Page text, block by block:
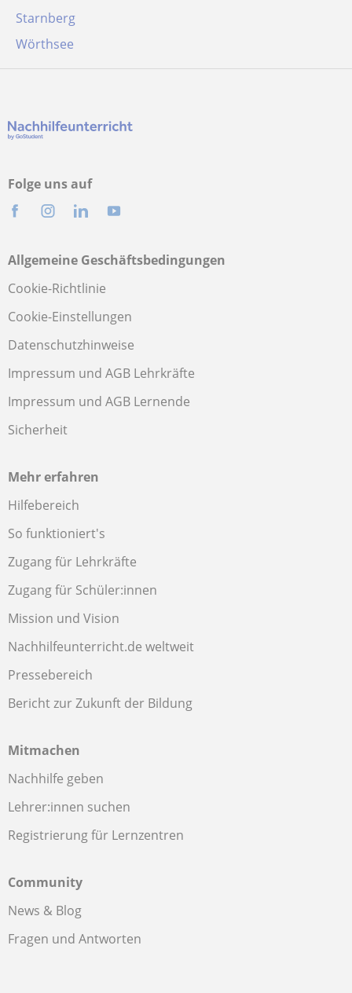
Starnberg
Wörthsee
Folge uns auf
Allgemeine Geschäftsbedingungen
Cookie-Richtlinie
Cookie-Einstellungen
Datenschutzhinweise
Impressum und AGB Lehrkräfte
Impressum und AGB Lernende
Sicherheit
Mehr erfahren
Hilfebereich
So funktioniert's
Zugang für Lehrkräfte
Zugang für Schüler:innen
Mission und Vision
Nachhilfeunterricht.de weltweit
Pressebereich
Bericht zur Zukunft der Bildung
Mitmachen
Nachhilfe geben
Lehrer:innen suchen
Registrierung für Lernzentren
Community
News & Blog
Fragen und Antworten